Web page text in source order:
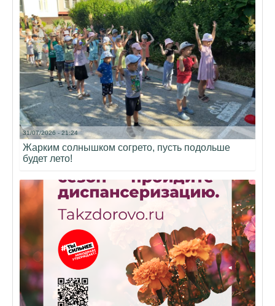
31/07/2026 - 21:24
Жарким солнышком согрето, пусть подольше
будет лето!